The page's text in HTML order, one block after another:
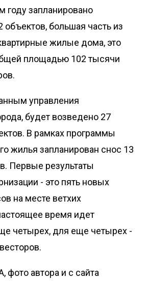
году запланировано
объектов, большая часть из
жилые дома, это
площадью 102 тысячи
управления
будет возведено 27
В рамках программы
жилья запланирован снос 13
Первые результаты
- это пять новых
на месте ветхих
время идет
четырех, для еще четырех -
автора и с сайта